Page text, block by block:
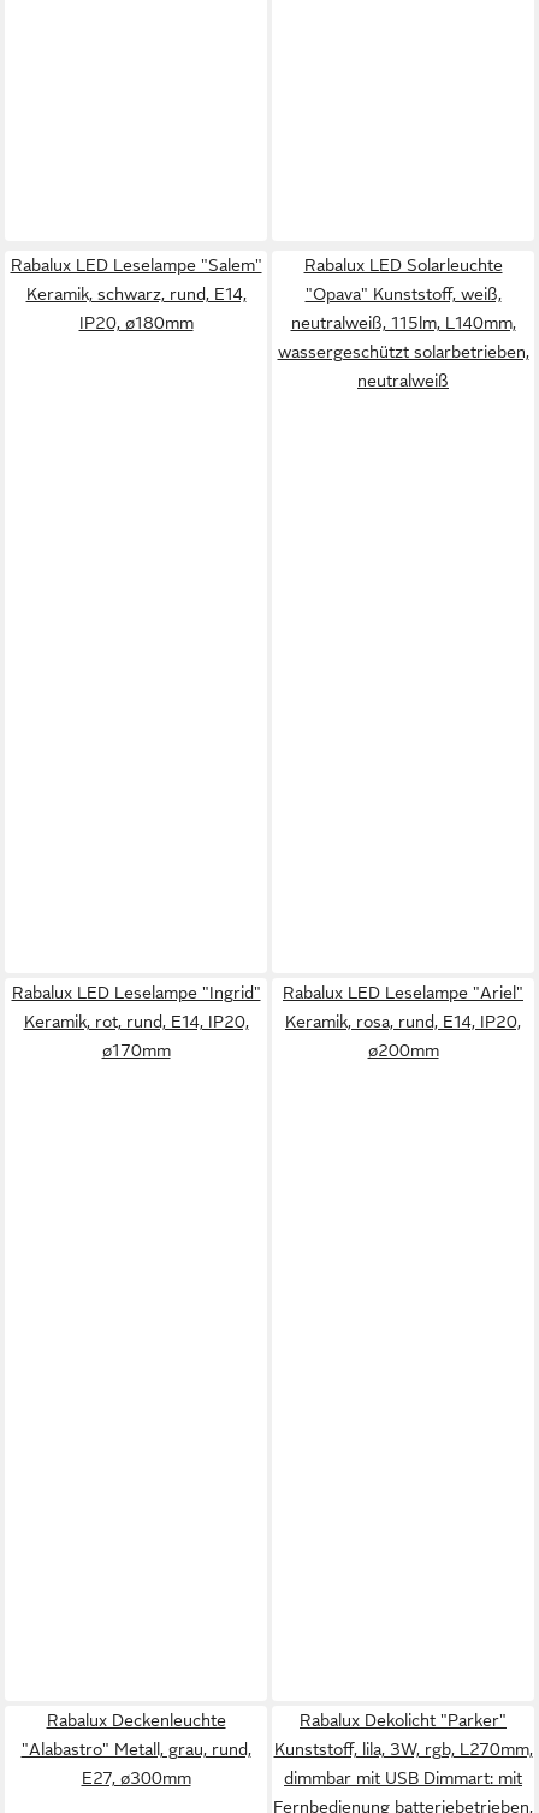
Rabalux LED Leselampe "Salem"
Keramik, schwarz, rund, E14,
IP20, ø180mm
Rabalux LED Solarleuchte
"Opava" Kunststoff, weiß,
neutralweiß, 115lm, L140mm,
wassergeschützt solarbetrieben,
neutralweiß
Rabalux LED Leselampe "Ingrid"
Keramik, rot, rund, E14, IP20,
ø170mm
Rabalux LED Leselampe "Ariel"
Keramik, rosa, rund, E14, IP20,
ø200mm
Rabalux Deckenleuchte
"Alabastro" Metall, grau, rund,
E27, ø300mm
Rabalux Dekolicht "Parker"
Kunststoff, lila, 3W, rgb, L270mm,
dimmbar mit USB Dimmart: mit
Fernbedienung batteriebetrieben,